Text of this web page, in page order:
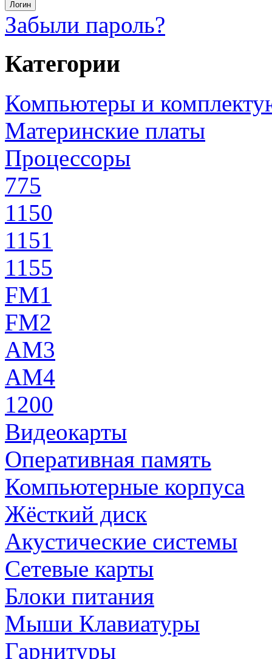
Забыли пароль?
Категории
Компьютеры и
Материнские платы
Процессоры
775
1150
1151
1155
FM1
FM2
AM3
AM4
1200
Видеокарты
Оперативная память
Компьютерные корпуса
Жёсткий диск
Акустические системы
Сетевые карты
Блоки питания
Мыши Клавиатуры
Гарнитуры